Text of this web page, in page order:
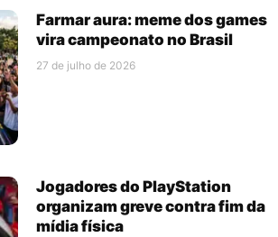
Farmar aura: meme dos games
vira campeonato no Brasil
27 de julho de 2026
Jogadores do PlayStation
organizam greve contra fim da
mídia física